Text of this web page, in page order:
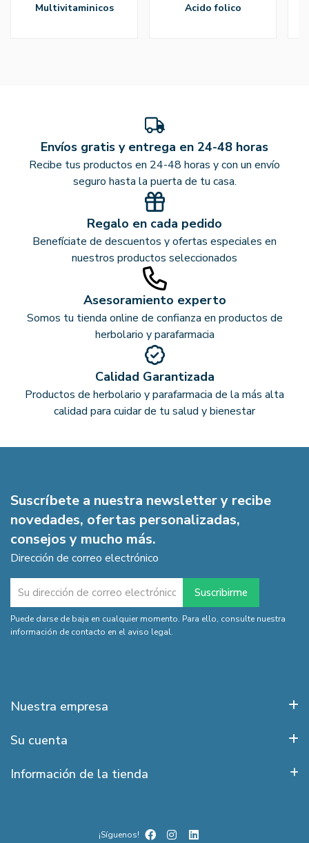
multivitaminicos acido folico
Envíos gratis y entrega en 24-48 horas
Recibe tus productos en 24-48 horas y con un envío
seguro hasta la puerta de tu casa.
Regalo en cada pedido
Benefíciate de descuentos y ofertas especiales en
nuestros productos seleccionados
Asesoramiento experto
Somos tu tienda online de confianza en productos de
herbolario y parafarmacia
Calidad Garantizada
Productos de herbolario y parafarmacia de la más alta
calidad para cuidar de tu salud y bienestar
Suscríbete a nuestra newsletter y recibe
novedades, ofertas personalizadas,
consejos y mucho más.
Dirección de correo electrónico
Puede darse de baja en cualquier momento. Para ello, consulte nuestra
información de contacto en el aviso legal.
Nuestra empresa
Su cuenta
Información de la tienda
¡Síguenos!